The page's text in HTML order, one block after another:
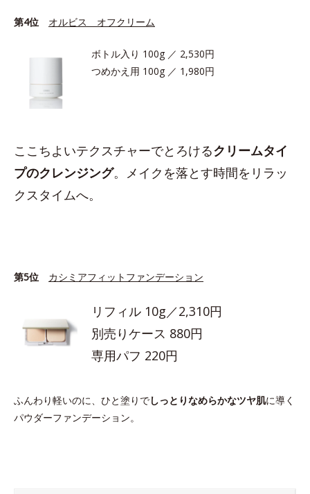
第4位 オルビス オフクリーム
ボトル入り 100g ／ 2,530円
つめかえ用 100g ／ 1,980円
ここちよいテクスチャーでとろけるクリームタイ
プのクレンジング。メイクを落とす時間をリラッ
クスタイムへ。
第5位 カシミアフィットファンデーション
リフィル 10g／2,310円
別売りケース 880円
専用パフ 220円
ふんわり軽いのに、ひと塗りでしっとりなめらかなツヤ肌に導く
パウダーファンデーション。